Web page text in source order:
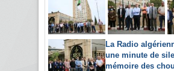
La Radio
une minute de
mémoire des